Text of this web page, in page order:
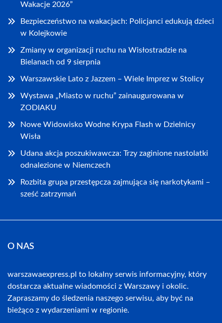
Wakacje 2026”
Bezpieczeństwo na wakacjach: Policjanci edukują dzieci
w Kolejkowie
Zmiany w organizacji ruchu na Wisłostradzie na
Bielanach od 9 sierpnia
Warszawskie Lato z Jazzem – Wiele Imprez w Stolicy
Wystawa „Miasto w ruchu” zainaugurowana w
ZODIAKU
Nowe Widowisko Wodne Krypa Flash w Dzielnicy
Wisła
Udana akcja poszukiwawcza: Trzy zaginione nastolatki
odnalezione w Niemczech
Rozbita grupa przestępcza zajmująca się narkotykami –
sześć zatrzymań
O NAS
warszawaexpress.pl to lokalny serwis informacyjny, który
dostarcza aktualne wiadomości z Warszawy i okolic.
Zapraszamy do śledzenia naszego serwisu, aby być na
bieżąco z wydarzeniami w regionie.